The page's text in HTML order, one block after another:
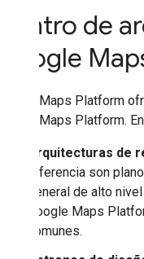
Centro de
Google
Google Maps Platform
Google Maps Platform.
Arquitecturas de
referencia son
general de alto
Google Maps
comunes.